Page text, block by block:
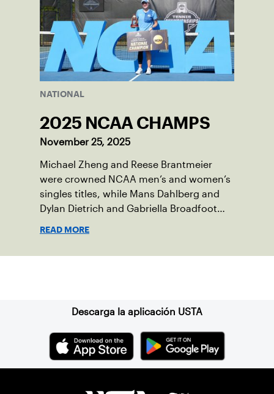
NATIONAL
2025 NCAA CHAMPS
November 25, 2025
Michael Zheng and Reese Brantmeier
were crowned NCAA men’s and women’s
singles titles, while Mans Dahlberg and
Dylan Dietrich and Gabriella Broadfoot
READ MORE
Descarga la aplicación USTA